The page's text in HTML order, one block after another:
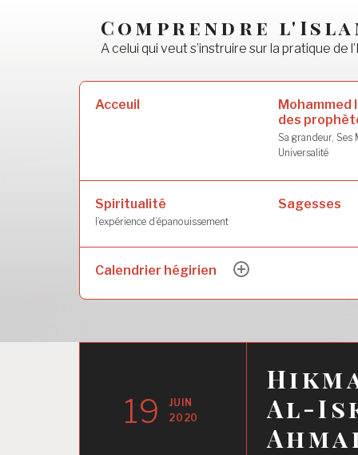
Comprendre
A celui qui veut s’instruire sur la pratique de
Acceuil
Mohammed
des
Sa grandeur, Ses
Universalité
Spiritualité
l’expérience d’épanouissement
Sagesses
Calendrier hégirien
ouvrir
sous-
Al-
19
JUIN
2020